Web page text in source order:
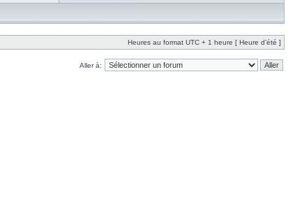
Heures au format UTC + 1 heure [ Heure d’été ]
Aller à: